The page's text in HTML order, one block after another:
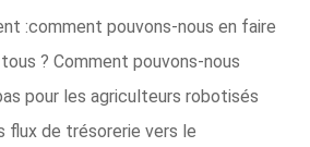
:comment pouvons-nous en faire
? Comment pouvons-nous
pour les agriculteurs robotisés
flux de trésorerie vers le